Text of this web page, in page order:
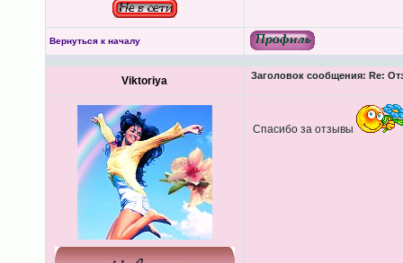
Вернуться к началу
Viktoriya Заголовок сообщения: Re:
Спасибо за отзывы